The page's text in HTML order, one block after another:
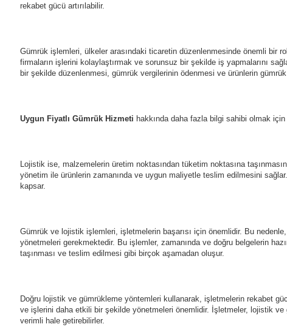
rekabet gücü artırılabilir.
Gümrük işlemleri, ülkeler arasındaki ticaretin düzenlenmesinde önemli bir
firmaların işlerini kolaylaştırmak ve sorunsuz bir şekilde iş yapmalarını
bir şekilde düzenlenmesi, gümrük vergilerinin ödenmesi ve ürünlerin
Uygun Fiyatlı Gümrük Hizmeti hakkında daha fazla bilgi sahibi olmak
Lojistik ise, malzemelerin üretim noktasından tüketim noktasına
yönetim ile ürünlerin zamanında ve uygun maliyetle teslim edilmesini
kapsar.
Gümrük ve lojistik işlemleri, işletmelerin başarısı için önemlidir. Bu
yönetmeleri gerekmektedir. Bu işlemler, zamanında ve doğru belgelerin
taşınması ve teslim edilmesi gibi birçok aşamadan oluşur.
Doğru lojistik ve gümrükleme yöntemleri kullanarak, işletmelerin rekabet
ve işlerini daha etkili bir şekilde yönetmeleri önemlidir. İşletmeler, lojistik
verimli hale getirebilirler.